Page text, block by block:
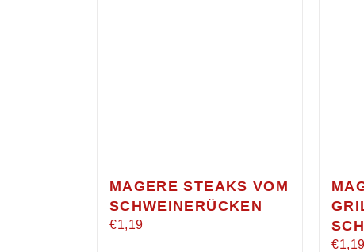
MAGERE STEAKS VOM
SCHWEINERÜCKEN
€1,19
€1,19